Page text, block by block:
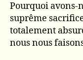
Pourquoi avons-
suprême
totalement
nous nous